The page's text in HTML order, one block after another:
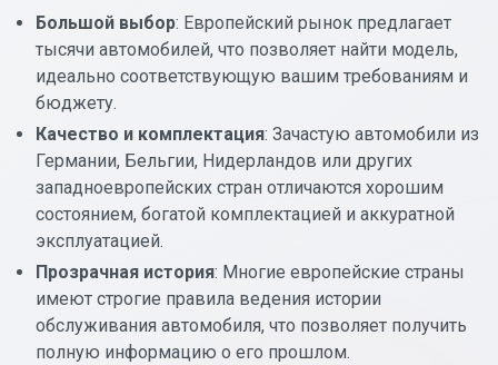
Большой выбор: Европейский рынок предлагает
тысячи автомобилей, что позволяет найти модель,
идеально соответствующую вашим требованиям и
бюджету.
Качество и комплектация: Зачастую автомобили из
Германии, Бельгии, Нидерландов или других
западноевропейских стран отличаются хорошим
состоянием, богатой комплектацией и аккуратной
эксплуатацией.
Прозрачная история: Многие европейские страны
имеют строгие правила ведения истории
обслуживания автомобиля, что позволяет получить
полную информацию о его прошлом.